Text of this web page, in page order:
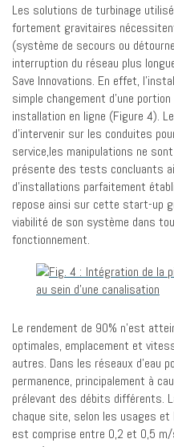
Les solutions de turbinage
fortement gravitaires
(système de secours ou
interruption du réseau plus
Save Innovations. En effet,
simple changement d’une
installation en ligne (Figure 4).
d’intervenir sur les conduites
service,les manipulations ne
présente des tests concluants
d’installations parfaitement
repose ainsi sur cette start-up
viabilité de son système dans
fonctionnement.
Le rendement de 90% n’est
optimales, emplacement et
autres. Dans les réseaux d’eau
permanence, principalement à
prélevant des débits différents.
chaque site, selon les usages et
est comprise entre 0,2 et 0,5